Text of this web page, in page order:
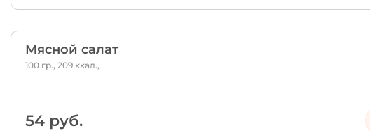
Мясной салат
100 гр., 209 ккал.,
54 руб.